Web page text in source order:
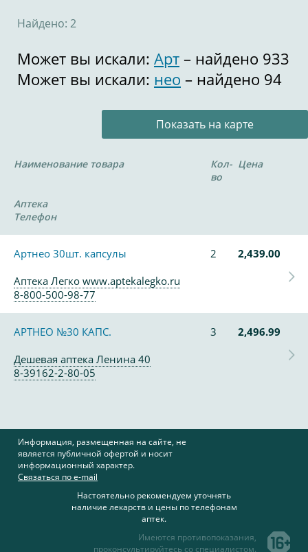
Найдено: 2
Может вы искали: Арт – найдено 933
Может вы искали: нео – найдено 94
Показать на карте
Наименование товара
Кол-
во
Цена
Аптека
Телефон
Артнео 30шт. капсулы 2
2,439.00
Аптека Легко www.aptekalegko.ru
8-800-500-98-77
АРТНЕО №30 КАПС. 3
2,496.99
Дешевая аптека Ленина 40
8-39162-2-80-05
Информация, размещенная на сайте, не
является публичной офертой и носит
информационный характер.
Связаться по e-mail
Настоятельно рекомендуем уточнять
наличие лекарств и цены по телефонам
аптек.
Имеются противопоказания,
проконсультируйтесь со специалистом.